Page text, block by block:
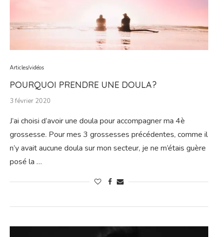
Articles/vidéos
POURQUOI PRENDRE UNE DOULA?
3 février 2020
J’ai choisi d’avoir une doula pour accompagner ma 4è
grossesse. Pour mes 3 grossesses précédentes, comme il
n’y avait aucune doula sur mon secteur, je ne m’étais guère
posé la …